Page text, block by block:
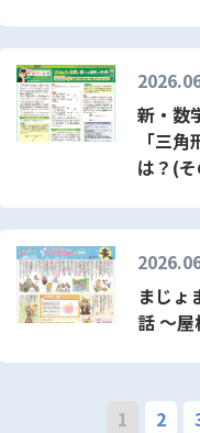
新・数
「三
は？(
まじ
話 ～
1 2